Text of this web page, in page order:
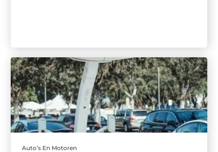
Auto’s En Motoren